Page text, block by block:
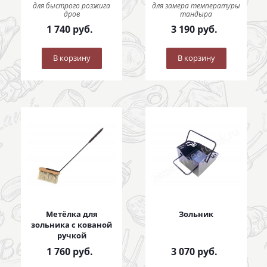
для быстрого розжига
дров
1 740руб.
В корзину
для замера температуры
тандыра
3 190руб.
В корзину
Метёлка для
зольника с кованой
ручкой
1 760руб.
Зольник
3 070руб.